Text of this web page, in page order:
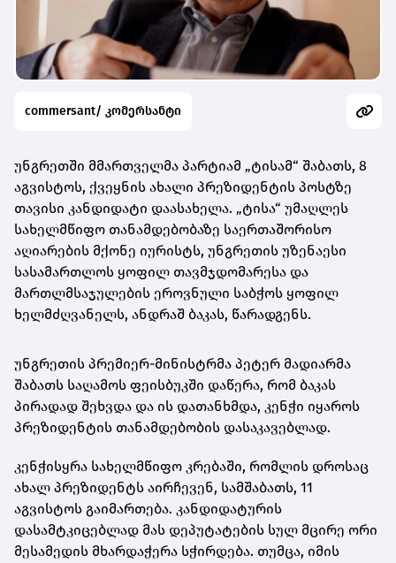
commersant/ კომერსანტი
უნგრეთში მმართველმა პარტიამ „ტისამ“ შაბათს, 8
აგვისტოს, ქვეყნის ახალი პრეზიდენტის პოსტზე
თავისი კანდიდატი დაასახელა. „ტისა“ უმაღლეს
სახელმწიფო თანამდებობაზე საერთაშორისო
აღიარების მქონე იურისტს, უნგრეთის უზენაესი
სასამართლოს ყოფილ თავმჯდომარესა და
მართლმსაჯულების ეროვნული საბჭოს ყოფილ
ხელმძღვანელს, ანდრაშ ბაკას, წარადგენს.
უნგრეთის პრემიერ-მინისტრმა პეტერ მადიარმა
შაბათს საღამოს ფეისბუკში დაწერა, რომ ბაკას
პირადად შეხვდა და ის დათანხმდა, კენჭი იყაროს
პრეზიდენტის თანამდებობის დასაკავებლად.
კენჭისყრა სახელმწიფო კრებაში, რომლის დროსაც
ახალ პრეზიდენტს აირჩევენ, სამშაბათს, 11
აგვისტოს გაიმართება. კანდიდატურის
დასამტკიცებლად მას დეპუტატების სულ მცირე ორი
მესამედის მხარდაჭერა სჭირდება. თუმცა, იმის